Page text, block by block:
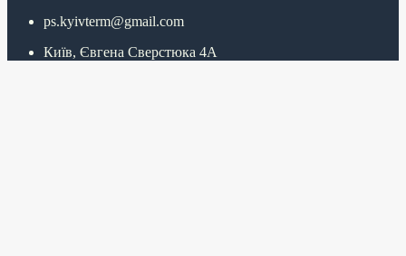
ps.kyivterm@gmail.com
Київ, Євгена Сверстюка 4А